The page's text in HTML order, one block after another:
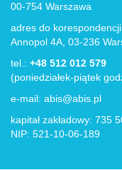
00-754 Warszawa
adres do
Annopol 4A, 03-236
tel.: +48 512 012 579
(poniedziałek-piątek
e-mail: abis@abis.pl
kapitał zakładowy: 735
NIP: 521-10-06-189